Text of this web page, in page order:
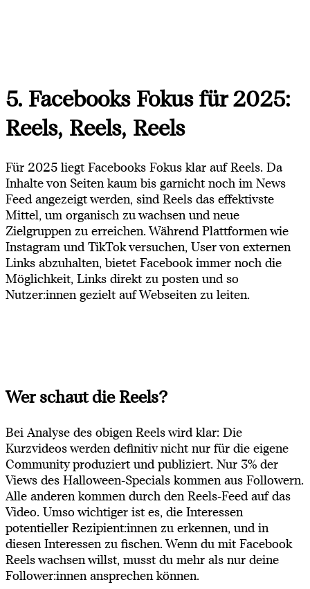
5. Facebooks Fokus für 2025:
Reels, Reels, Reels
Für 2025 liegt Facebooks Fokus klar auf Reels. Da
Inhalte von Seiten kaum bis garnicht noch im News
Feed angezeigt werden, sind Reels das effektivste
Mittel, um organisch zu wachsen und neue
Zielgruppen zu erreichen. Während Plattformen wie
Instagram und TikTok versuchen, User von externen
Links abzuhalten, bietet Facebook immer noch die
Möglichkeit, Links direkt zu posten und so
Nutzer:innen gezielt auf Webseiten zu leiten.
Wer schaut die Reels?
Bei Analyse des obigen Reels wird klar: Die
Kurzvideos werden definitiv nicht nur für die eigene
Community produziert und publiziert. Nur 3% der
Views des Halloween-Specials kommen aus Followern.
Alle anderen kommen durch den Reels-Feed auf das
Video. Umso wichtiger ist es, die Interessen
potentieller Rezipient:innen zu erkennen, und in
diesen Interessen zu fischen. Wenn du mit Facebook
Reels wachsen willst, musst du mehr als nur deine
Follower:innen ansprechen können.